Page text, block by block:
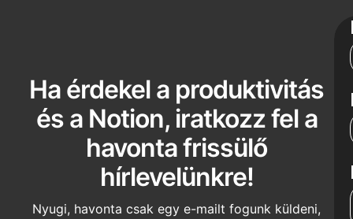
Ha érdekel a produktivitás
és a Notion, iratkozz fel a
havonta frissülő
hírlevelünkre!
Nyugi, havonta csak egy e-mailt fogunk küldeni,